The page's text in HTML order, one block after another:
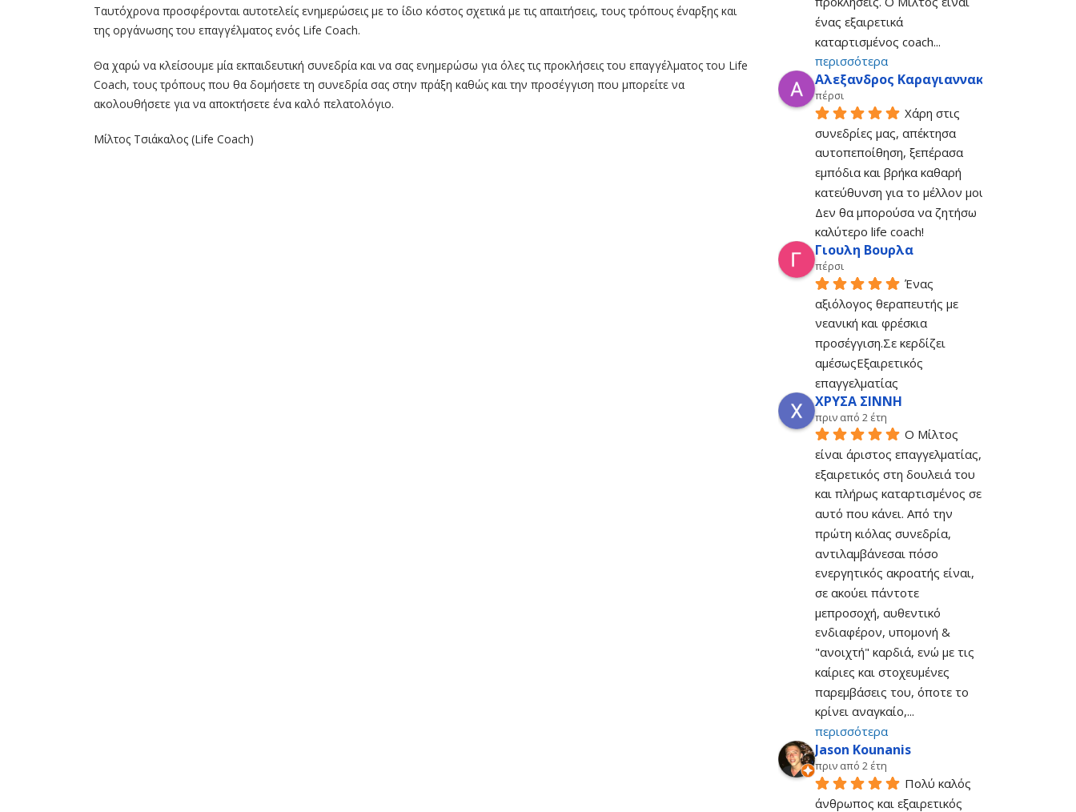
Ταυτόχρονα προσφέρονται αυτοτελείς ενημερώσεις με το ίδιο κόστος σχετικά με τις απαιτήσεις, τους τρόπους έναρξης και
της οργάνωσης του επαγγέλματος ενός Life Coach.
Θα χαρώ να κλείσουμε μία εκπαιδευτική συνεδρία και να σας ενημερώσω για όλες τις προκλήσεις του επαγγέλματος του Life
Coach, τους τρόπους που θα δομήσετε τη συνεδρία σας στην πράξη καθώς και την προσέγγιση που μπορείτε να
ακολουθήσετε για να αποκτήσετε ένα καλό πελατολόγιο.
Μίλτος Τσιάκαλος (Life Coach)
ένας εξαιρετικά
καταρτισμένος coach
περισσότερα
Αλεξανδρος Καραγιαννακης
πέρσι
Χάρη στις
συνεδρίες μας, απέκτησα
αυτοπεποίθηση, ξεπέρασα
εμπόδια και βρήκα καθαρή
κατεύθυνση για το μέλλον μου.
Δεν θα μπορούσα να ζητήσω
καλύτερο life coach!
Γιουλη Βουρλα
πέρσι
Ένας
αξιόλογος θεραπευτής με
νεανική και φρέσκια
προσέγγιση.Σε κερδίζει
αμέσωςΕξαιρετικός
επαγγελματίας
ΧΡΥΣΑ ΣΙΝΝΗ
πριν από 2 έτη
Ο Μίλτος
είναι άριστος επαγγελματίας,
εξαιρετικός στη δουλειά του
και πλήρως καταρτισμένος σε
αυτό που κάνει. Από την
πρώτη κιόλας συνεδρία,
αντιλαμβάνεσαι πόσο
ενεργητικός ακροατής είναι,
σε ακούει πάντοτε
μεπροσοχή, αυθεντικό
ενδιαφέρον, υπομονή &
"ανοιχτή" καρδιά, ενώ με τις
καίριες και στοχευμένες
παρεμβάσεις του, όποτε το
κρίνει αναγκαίο,
περισσότερα
Jason Kounanis
πριν από 2 έτη
Πολύ καλός
άνθρωπος και εξαιρετικός